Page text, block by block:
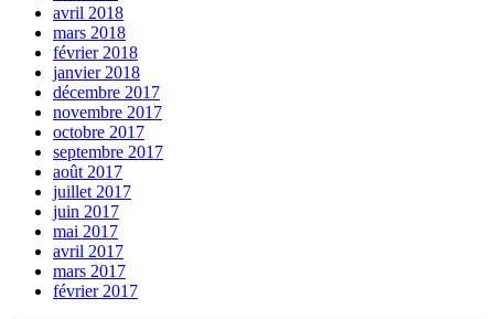
avril 2018
mars 2018
février 2018
janvier 2018
décembre 2017
novembre 2017
octobre 2017
septembre 2017
août 2017
juillet 2017
juin 2017
mai 2017
avril 2017
mars 2017
février 2017